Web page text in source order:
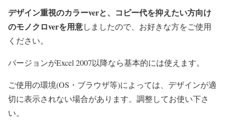
デザイン重視のカラーverと、コピー代を抑えたい方向け
のモノクロverを用意しましたので、お好きな方をご使用
ください。
バージョンがExcel 2007以降なら基本的には使えます。
ご使用の環境(OS・ブラウザ等)によっては、デザインが適
切に表示されない場合があります。調整してお使い下さ
い。